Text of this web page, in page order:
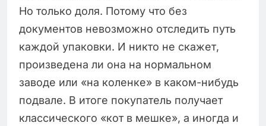
Но только доля. Потому что без
документов невозможно отследить путь
каждой упаковки. И никто не скажет,
произведена ли она на нормальном
заводе или «на коленке» в каком-нибудь
подвале. В итоге покупатель получает
классического «кот в мешке», а иногда и